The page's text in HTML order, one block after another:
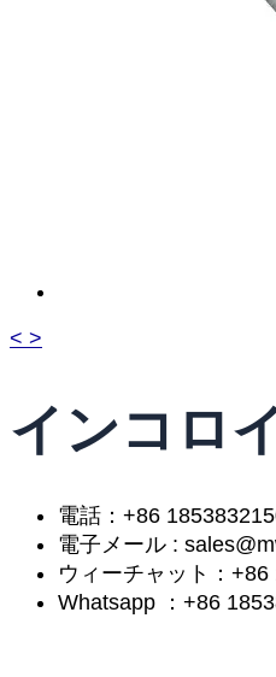
< >
インコロ
電話：+86
電子メール :
ウィーチャット：+86
Whatsapp ：+86